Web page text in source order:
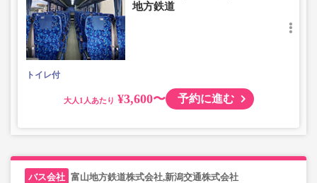
地方鉄道
トイレ付
大人 ¥3,600〜 予約に進む
富山地方鉄道株式会社,新潟交通株式会社